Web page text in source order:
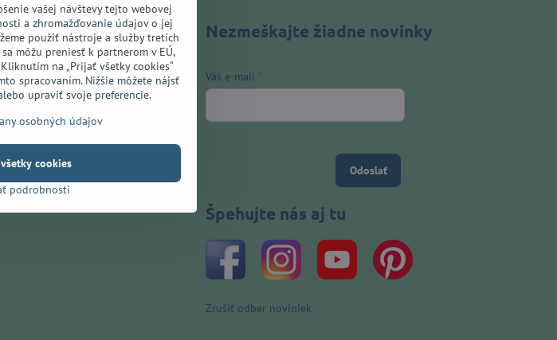
Nezmeškajte žiadne novinky
Váš e-mail*
Odoslať
Špehujte nás aj tu
Zrušiť odber noviniek
vašej návštevy tejto webovej
a zhromažďovanie údajov o jej
použiť nástroje a služby tretích
môžu preniesť k partnerom v EÚ,
na „Prijať všetky cookies“
spracovaním. Nižšie môžete nájsť
upraviť svoje preferencie.
osobných údajov
podrobnosti
cookies